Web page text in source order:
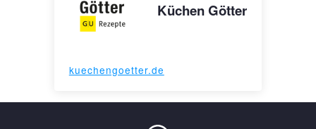
Küchen Götter
kuechengoetter.de